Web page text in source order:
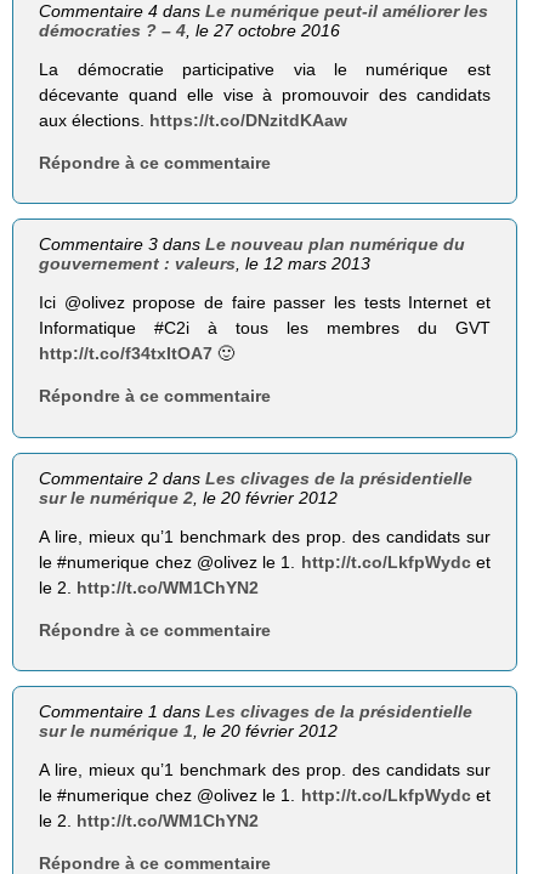
Commentaire 4 dansLe numérique peut-il améliorer les
démocraties ? – 4 , le 27 octobre 2016
La démocratie participative via le numérique est
décevante quand elle vise à promouvoir des candidats
aux élections. https://t.co/DNzitdKAaw
Répondre à ce commentaire
Commentaire 3 dansLe nouveau plan numérique du
gouvernement : valeurs, le 12 mars 2013
Ici @olivez propose de faire passer les tests Internet et
Informatique #C2i à tous les membres du GVT
http://t.co/f34txItOA7 🙂
Répondre à ce commentaire
Commentaire 2 dansLes clivages de la présidentielle
sur le numérique 2 , le 20 février 2012
A lire, mieux qu’1 benchmark des prop. des candidats sur
le #numerique chez @olivez le 1. http://t.co/LkfpWydcet
le 2. http://t.co/WM1ChYN2
Répondre à ce commentaire
Commentaire 1 dansLes clivages de la présidentielle
sur le numérique 1 , le 20 février 2012
A lire, mieux qu’1 benchmark des prop. des candidats sur
le #numerique chez @olivez le 1. http://t.co/LkfpWydcet
le 2. http://t.co/WM1ChYN2
Répondre à ce commentaire